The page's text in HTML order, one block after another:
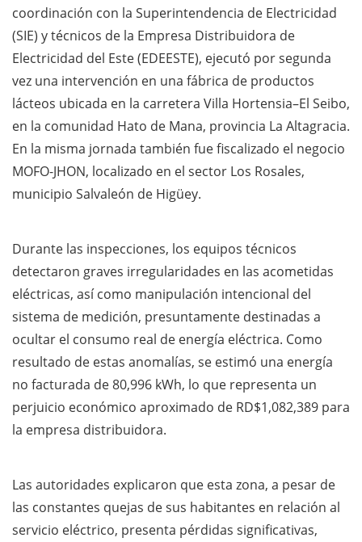
coordinación con la Superintendencia de Electricidad
(SIE) y técnicos de la Empresa Distribuidora de
Electricidad del Este (EDEESTE), ejecutó por segunda
vez una intervención en una fábrica de productos
lácteos ubicada en la carretera Villa Hortensia–El Seibo,
en la comunidad Hato de Mana, provincia La Altagracia.
En la misma jornada también fue fiscalizado el negocio
MOFO-JHON, localizado en el sector Los Rosales,
municipio Salvaleón de Higüey.
Durante las inspecciones, los equipos técnicos
detectaron graves irregularidades en las acometidas
eléctricas, así como manipulación intencional del
sistema de medición, presuntamente destinadas a
ocultar el consumo real de energía eléctrica. Como
resultado de estas anomalías, se estimó una energía
no facturada de 80,996 kWh, lo que representa un
perjuicio económico aproximado de RD$1,082,389 para
la empresa distribuidora.
Las autoridades explicaron que esta zona, a pesar de
las constantes quejas de sus habitantes en relación al
servicio eléctrico, presenta pérdidas significativas,